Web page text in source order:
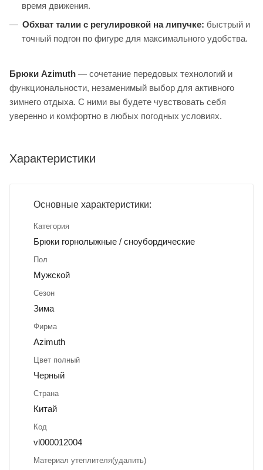
время движения.
Обхват талии с регулировкой на липучке: быстрый и
точный подгон по фигуре для максимального удобства.
Брюки Azimuth — сочетание передовых технологий и
функциональности, незаменимый выбор для активного
зимнего отдыха. С ними вы будете чувствовать себя
уверенно и комфортно в любых погодных условиях.
Характеристики
Основные характеристики:
Категория
Брюки горнолыжные / сноубордические
Пол
Мужской
Сезон
Зима
Фирма
Azimuth
Цвет полный
Черный
Страна
Китай
Код
vl000012004
Материал утеплителя(удалить)